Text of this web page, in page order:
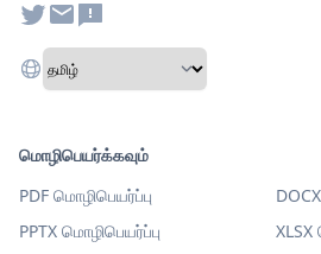
மொழிபெயர்க்கவும்
PDF மொழிபெயர்ப்பு
PPTX மொழிபெயர்ப்பு
XLSX